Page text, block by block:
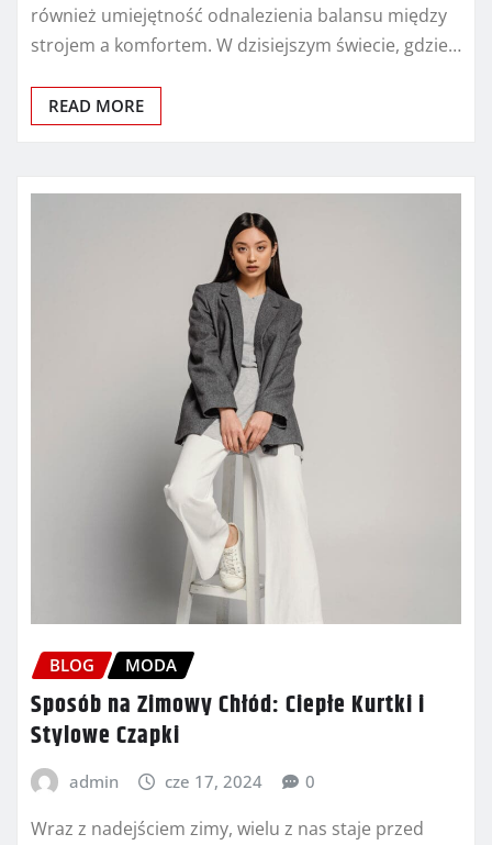
również umiejętność odnalezienia balansu między
strojem a komfortem. W dzisiejszym świecie, gdzie…
READ MORE
BLOG MODA
Sposób na Zimowy Chłód: Ciepłe Kurtki i
Stylowe Czapki
admin cze 17, 2024 0
Wraz z nadejściem zimy, wielu z nas staje przed